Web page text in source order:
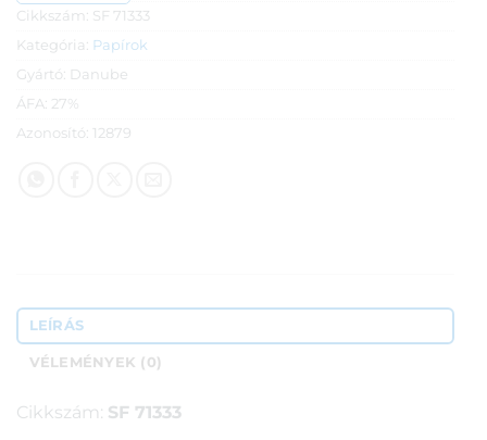
Cikkszám: SF 71333
Kategória: Papírok
Gyártó: Danube
ÁFA: 27%
Azonosító: 12879
LEÍRÁS
VÉLEMÉNYEK (0)
Cikkszám: SF 71333